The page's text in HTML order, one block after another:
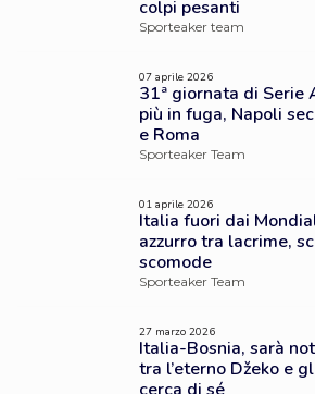
colpi pesanti
Sporteaker team
07 aprile 2026
31ª giornata di Serie
più in fuga, Napoli
e Roma
Sporteaker Team
01 aprile 2026
Italia fuori dai
azzurro tra lacrime,
scomode
Sporteaker Team
27 marzo 2026
Italia-Bosnia, sarà
tra l’eterno Džeko e